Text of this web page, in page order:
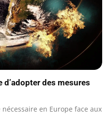
d’adopter des mesures
en Europe face aux